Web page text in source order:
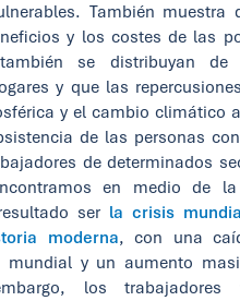
También muestra
y los costes de las
también se distribuyan de
y que las
y el cambio climático
de las personas
de determinados
en medio de
ser la crisis
moderna, con una
mundial y un aumento
los